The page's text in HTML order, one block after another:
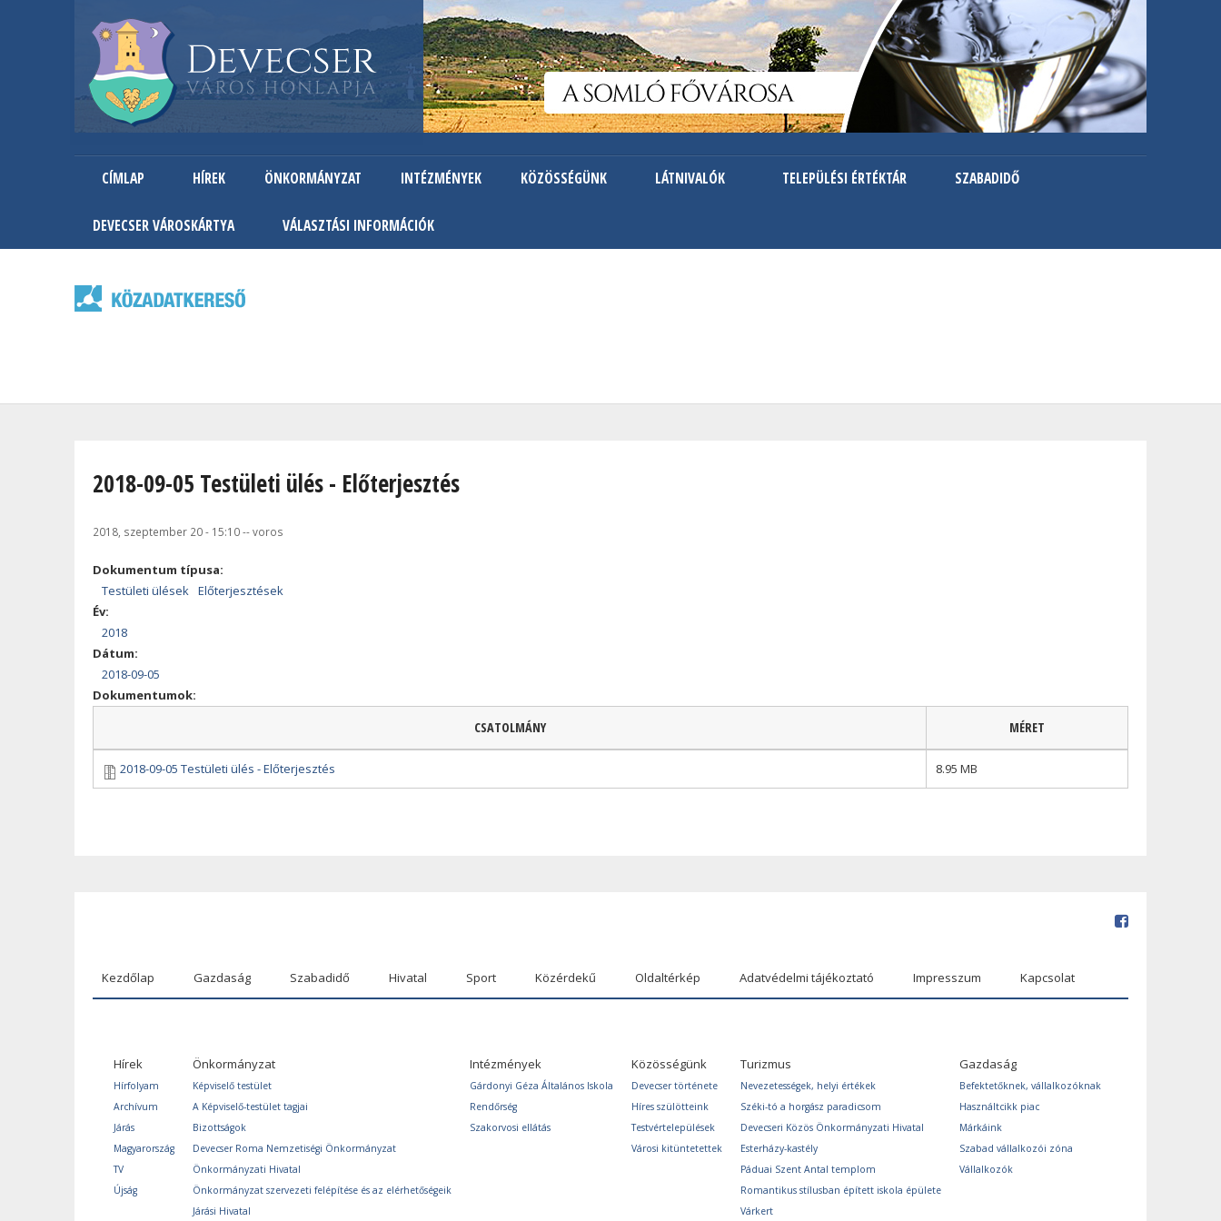
Ugrás
a
tartalomra
CÍMLAP HÍREK ÖNKORMÁNYZAT INTÉZMÉNYEK KÖZÖSSÉGÜNK LÁTNIVALÓK TELEPÜLÉSI ÉRTÉKTÁR SZABADIDŐ
DEVECSER VÁROSKÁRTYA VÁLASZTÁSI INFORMÁCIÓK
2018-09-05 Testületi ülés - Előterjesztés
2018, szeptember 20 - 15:10--voros
Dokumentum típusa:
Testületi ülések Előterjesztések
Év:
2018
Dátum:
2018-09-05
Dokumentumok:
CSATOLMÁNY MÉRET
2018-09-05 Testületi ülés - Előterjesztés 8.95 MB
Kezdőlap Gazdaság Szabadidő Hivatal Sport Közérdekű Oldaltérkép Adatvédelmi tájékoztató Impresszum Kapcsolat
Hírek
Hírfolyam
Archívum
Járás
Magyarország
TV
Újság
Önkormányzat
Képviselő testület
A Képviselő-testület tagjai
Bizottságok
Devecser Roma Nemzetiségi Önkormányzat
Önkormányzati Hivatal
Önkormányzat szervezeti felépítése és az elérhetőségeik
Járási Hivatal
Intézmények
Gárdonyi Géza Általános Iskola
Rendőrség
Szakorvosi ellátás
Közösségünk
Devecser története
Híres szülötteink
Testvértelepülések
Városi kitüntetettek
Turizmus
Nevezetességek, helyi értékek
Széki-tó a horgász paradicsom
Devecseri Közös Önkormányzati Hivatal
Esterházy-kastély
Páduai Szent Antal templom
Romantikus stílusban épített iskola épülete
Várkert
Gazdaság
Befektetőknek, vállalkozóknak
Használtcikk piac
Márkáink
Szabad vállalkozói zóna
Vállalkozók